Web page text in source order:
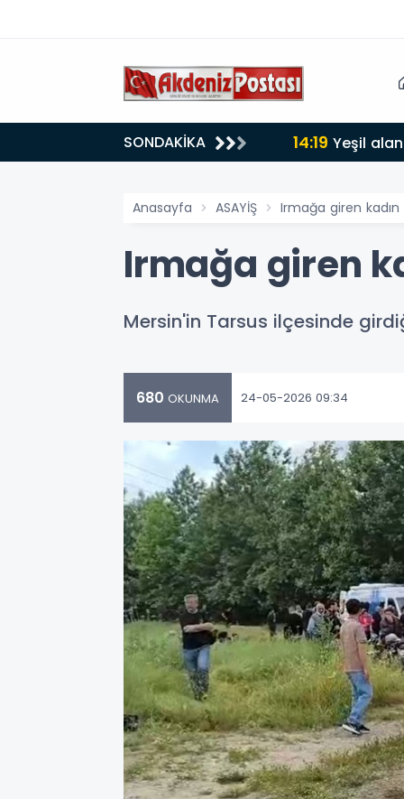
SONDAKİKA
30 dereceyi gördü 14:19 Yeşil
Anasayfa ASAYİŞ Irmağa giren
Irmağa giren
Mersin'in Tarsus ilçesinde
680 OKUNMA 24-05-2026 09:34